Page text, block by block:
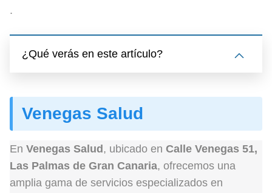
.
¿Qué verás en este artículo?
Venegas Salud
En Venegas Salud , ubicado en Calle Venegas 51,
Las Palmas de Gran Canaria, ofrecemos una
amplia gama de servicios especializados en